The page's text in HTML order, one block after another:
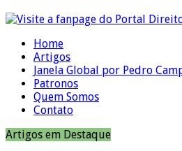
Home
Artigos
Janela Global por Pedro
Patronos
Quem Somos
Contato
Artigos em Destaque